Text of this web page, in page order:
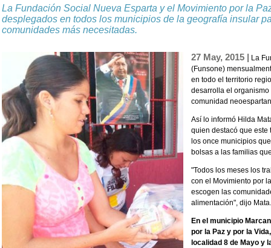
La Fundación Social Nueva Esparta y el Movimiento por la
desplegados en todos los municipios de la geografía insular
comunidades más necesitadas.
27 May, 2015 | La
(Funsone)
en todo el territorio
desarrolla el
comunidad
Así lo informó Hilda
quien destacó que este
los once municipios
bolsas a las familias
"Todos los meses los
con el Movimiento por
escogen las
alimentación", dijo
En el municipio
por la Paz y por la
localidad 8 de Mayo y